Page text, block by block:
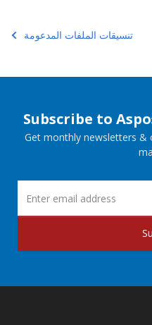
تنسيقات الملفات المدعومة
Subscribe to
Get monthly newsletters &